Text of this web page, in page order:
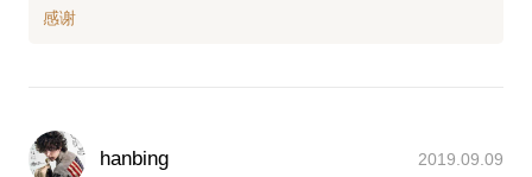
hanbing 2019.09.09